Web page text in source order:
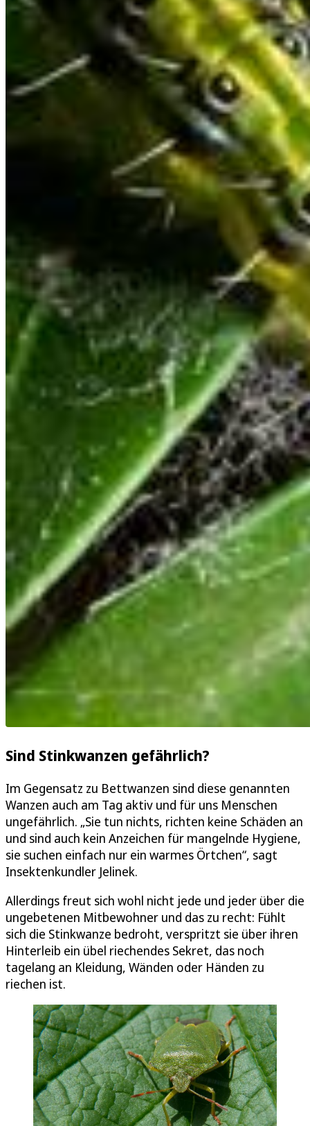
Sind Stinkwanzen gefährlich?
Im Gegensatz zu Bettwanzen sind diese genannten
Wanzen auch am Tag aktiv und für uns Menschen
ungefährlich. „Sie tun nichts, richten keine Schäden an
und sind auch kein Anzeichen für mangelnde Hygiene,
sie suchen einfach nur ein warmes Örtchen“, sagt
Insektenkundler Jelinek.
Allerdings freut sich wohl nicht jede und jeder über die
ungebetenen Mitbewohner und das zu recht: Fühlt
sich die Stinkwanze bedroht, verspritzt sie über ihren
Hinterleib ein übel riechendes Sekret, das noch
tagelang an Kleidung, Wänden oder Händen zu
riechen ist.